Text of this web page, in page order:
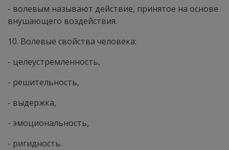
- волевым называют действие, принятое на основе
внушающего воздействия.
10. Волевые свойства человека:
- целеустремленность,
- решительность,
- выдержка,
- эмоциональность,
- ригидность.